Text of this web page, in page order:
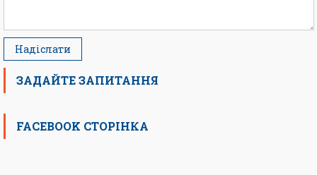
ЗАДАЙТЕ ЗАПИТАННЯ
FACEBOOK СТОРІНКА